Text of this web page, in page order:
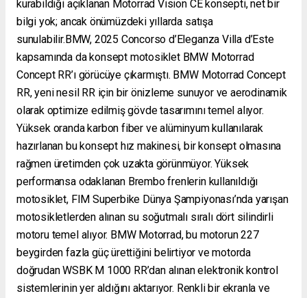
kurabildiği açıklanan Motorrad Vision CE konsepti, net bir
bilgi yok; ancak önümüzdeki yıllarda satışa
sunulabilir.BMW, 2025 Concorso d’Eleganza Villa d’Este
kapsamında da konsept motosiklet BMW Motorrad
Concept RR’ı görücüye çıkarmıştı. BMW Motorrad Concept
RR, yeni nesil RR için bir önizleme sunuyor ve aerodinamik
olarak optimize edilmiş gövde tasarımını temel alıyor.
Yüksek oranda karbon fiber ve alüminyum kullanılarak
hazırlanan bu konsept hız makinesi, bir konsept olmasına
rağmen üretimden çok uzakta görünmüyor. Yüksek
performansa odaklanan Brembo frenlerin kullanıldığı
motosiklet, FIM Superbike Dünya Şampiyonası’nda yarışan
motosikletlerden alınan su soğutmalı sıralı dört silindirli
motoru temel alıyor. BMW Motorrad, bu motorun 227
beygirden fazla güç ürettiğini belirtiyor ve motorda
doğrudan WSBK M 1000 RR’dan alınan elektronik kontrol
sistemlerinin yer aldığını aktarıyor. Renkli bir ekranla ve